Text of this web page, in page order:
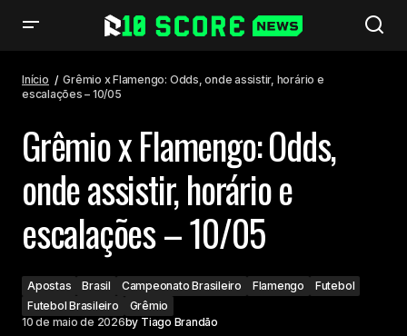
Início
Grêmio x Flamengo: Odds, onde assistir, horário e
escalações – 10/05
Grêmio x Flamengo: Odds,
onde assistir, horário e
escalações – 10/05
Apostas Brasil Campeonato Brasileiro Flamengo
Futebol
Futebol Brasileiro
Grêmio
10 de maio de 2026by Tiago Brandão